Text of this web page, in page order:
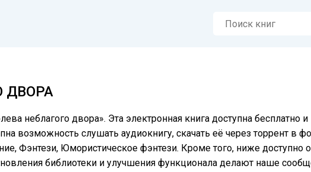
ДВОРА
неблагого двора». Эта электронная книга доступна бесплатно и
возможность слушать аудиокнигу, скачать её через торрент в
Фэнтези, Юмористическое фэнтези. Кроме того, ниже доступно
библиотеки и улучшения функционала делают наше